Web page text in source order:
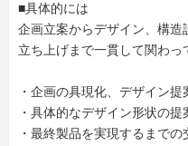
■具体的には
企画立案からデザイン、構造
立ち上げまで一貫して関わっ
・企画の具現化、デザイン
・具体的なデザイン形状の
・最終製品を実現するまでの